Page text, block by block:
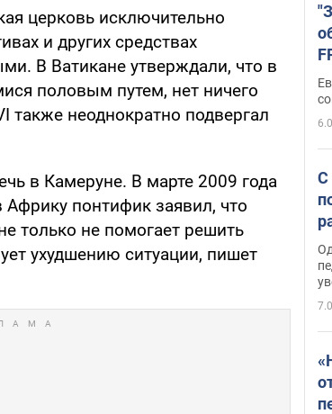
церковь исключительно
и других средствах
В Ватикане утверждали, что в
половым путем, нет ничего
также неоднократно подвергал
в Камеруне. В марте 2009 года
Африку понтифик заявил, что
только не помогает решить
ухудшению ситуации, пишет
С